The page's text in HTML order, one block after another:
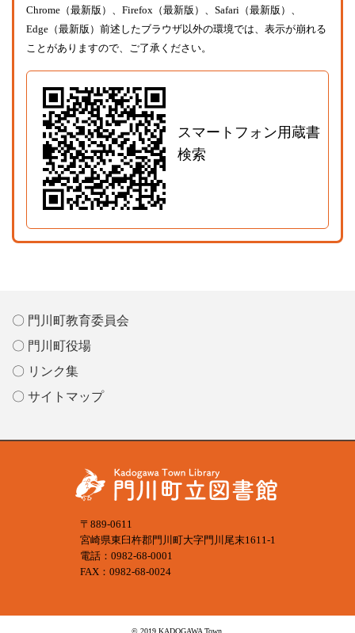
Chrome（最新版）、Firefox（最新版）、Safari（最新版）、
Edge（最新版）前述したブラウザ以外の環境では、表示が崩れる
ことがありますので、ご了承ください。
スマートフォン用蔵書
検索
〇 門川町教育委員会
〇 門川町役場
〇 リンク集
〇 サイトマップ
〒889-0611
宮崎県東臼杵郡門川町大字門川尾末1611-1
電話：0982-68-0001
FAX：0982-68-0024
© 2019 KADOGAWA Town.